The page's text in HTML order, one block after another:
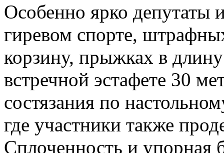
Особенно ярко депутаты
гиревом спорте,
корзину, прыжках в длину
встречной эстафете 30
состязания по
где участники также
Сплоченность и упорная